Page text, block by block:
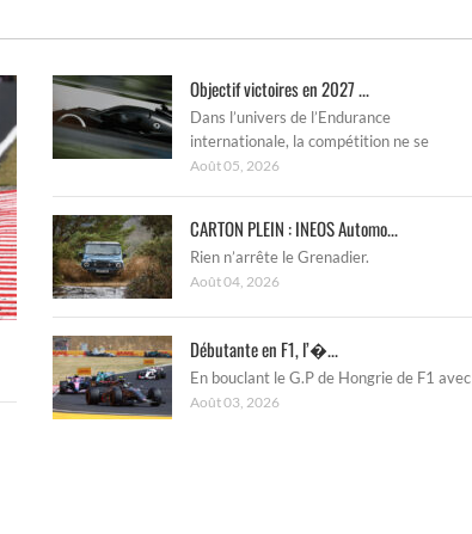
Objectif victoires en 2027 ...
Dans l’univers de l’Endurance
internationale, la compétition ne se
Août 05, 2026
CARTON PLEIN : INEOS Automo...
Rien n’arrête le Grenadier.
Août 04, 2026
Débutante en F1, l’�...
En bouclant le G.P de Hongrie de F1 avec
Août 03, 2026